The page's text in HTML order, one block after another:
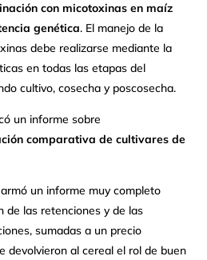
con micotoxinas en maíz
genética. El manejo de la
debe realizarse mediante la
en todas las etapas del
cultivo, cosecha y poscosecha.
un informe sobre
comparativa de cultivares de
un informe muy completo
de las retenciones y de las
sumadas a un precio
devolvieron al cereal el rol de buen